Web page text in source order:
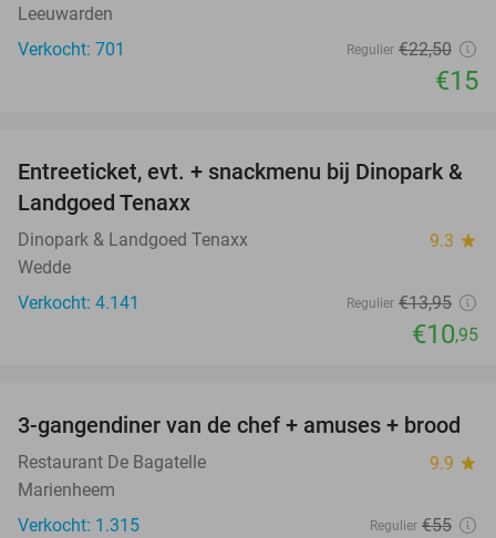
Leeuwarden
Verkocht: 701
Regulier €22,50
€15
22%
Entreeticket, evt. + snackmenu bij Dinopark &
Landgoed Tenaxx
Dinopark & Landgoed Tenaxx 9.3 star
Wedde
Verkocht: 4.141
Regulier €13,95
€10,95
43%
3-gangendiner van de chef + amuses + brood
Restaurant De Bagatelle 9.9 star
Marienheem
Verkocht: 1.315
Regulier €55